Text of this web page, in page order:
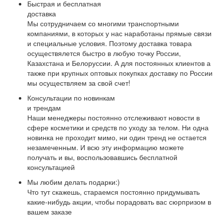
Быстрая и бесплатная
доставка
Мы сотрудничаем со многими транспортными
компаниями, в которых у нас наработаны прямые связи
и специальные условия. Поэтому доставка товара
осуществялется быстро в любую точку России,
Казахстана и Белоруссии. А для постоянных клиентов а
также при крупных оптовых покупках доставку по России
мы осуществляем за свой счет!
Консультации по новинкам
и трендам
Наши менеджеры постоянно отслеживают новости в
сфере косметики и средств по уходу за телом. Ни одна
новинка не проходит мимо, ни один тренд не остается
незамеченным. И всю эту информацию можете
получать и вы, воспользовавшись бесплатной
консультацией
Мы любим делать подарки:)
Что тут скажешь, стараемся постоянно придумывать
какие-нибудь акции, чтобы порадовать вас сюрпризом в
вашем заказе